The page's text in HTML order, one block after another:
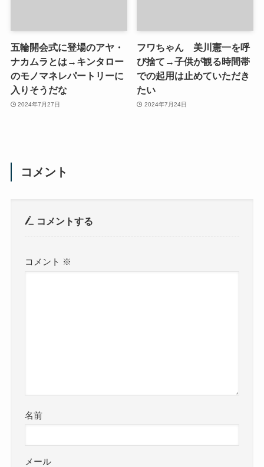
五輪開会式に登場のアヤ・
ナカムラとは→キンタロー
のモノマネレパートリーに
入りそうだな
2024年7月27日
フワちゃん 美川憲一を呼
び捨て→子供が観る時間帯
での起用は止めていただき
たい
2024年7月24日
コメント
コメントする
コメント ※
名前
メール